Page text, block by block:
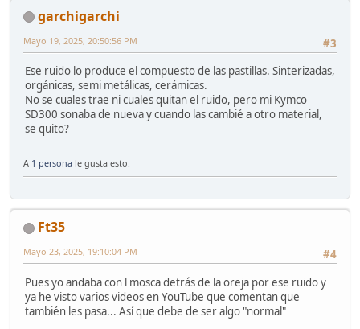
garchigarchi
#3
Mayo 19, 2025, 20:50:56 PM
Ese ruido lo produce el compuesto de las pastillas. Sinterizadas,
orgánicas, semi metálicas, cerámicas.
No se cuales trae ni cuales quitan el ruido, pero mi Kymco
SD300 sonaba de nueva y cuando las cambié a otro material,
se quito?
A 1 persona le gusta esto.
Ft35
#4
Mayo 23, 2025, 19:10:04 PM
Pues yo andaba con l mosca detrás de la oreja por ese ruido y
ya he visto varios videos en YouTube que comentan que
también les pasa... Así que debe de ser algo "normal"